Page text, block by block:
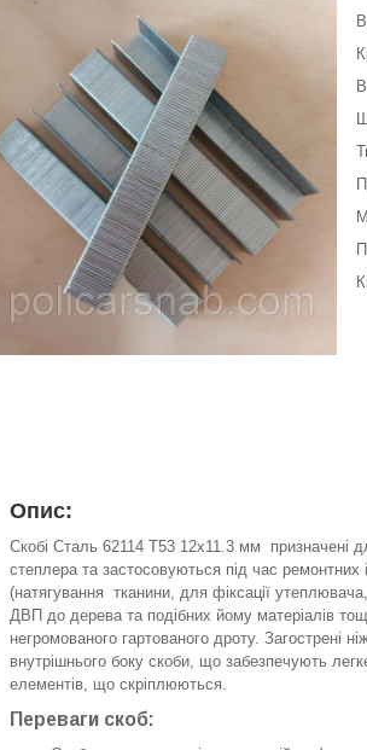
Опис:
Скобі Сталь 62114 Т53 12х11.3 мм призначені
степлера та застосовуються під час ремонтних
(натягування тканини, для фіксації
ДВП до дерева та подібних йому матеріалів
негромованого гартованого дроту. Загострені
внутрішнього боку скоби, що забезпечують
елементів, що скріплюються.
Переваги скоб: